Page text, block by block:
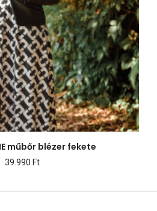
műbőr blézer fekete
39.990 Ft